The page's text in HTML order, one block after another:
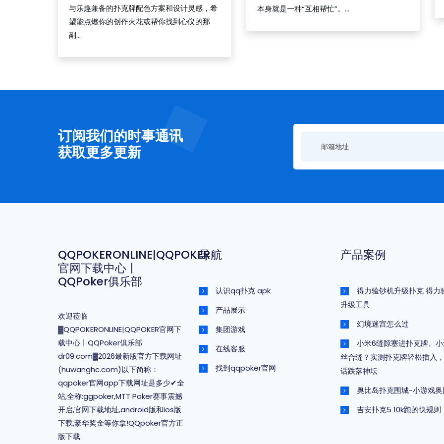
与乐趣兼备的扑克牌配色方案和设计灵感，希
望能点燃你的创作火花或帮你找到心仪的那
副...
本身就是一种“互相帮忙”。...
订阅我们的时事通讯
获取更多更新
QQPOKERONLINE|QQPOKER
官网下载中心丨
QQPoker俱乐部
欢迎莅临
▓QQPOKERONLINE|QQPOKER官网下
载中心丨QQPoker俱乐部
dr09.com▓2026最新版官方下载网址
(huwanghc.com)以下简称：
qqpoker官网app下载网址是多少✔全
站,全称:ggpoker,MTT Poker赛事震撼
开启,官网下载地址,android版和ios版
下载,豪华奖金等你拿!QQpoker官方正
版下载
导航
认识qq扑克 apk
产品展示
集团游戏
在线客服
找到qqpoker官网
产品案例
得力验钞机升级扑克 得力
升级工具
幻境迷宫怎么过
小米6缝隙塞进扑克牌、
丝合缝？实测扑克牌轻松插入
话跌落神坛
奥比岛扑克围城-小游戏
吉安扑克5 10k跑的快规则